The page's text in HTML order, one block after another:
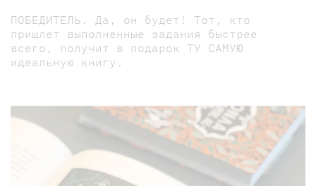
ПОБЕДИТЕЛЬ. Да, он будет! Тот, кто
пришлет выполненные задания быстрее
всего, получит в подарок ТУ САМУЮ
идеальную книгу.